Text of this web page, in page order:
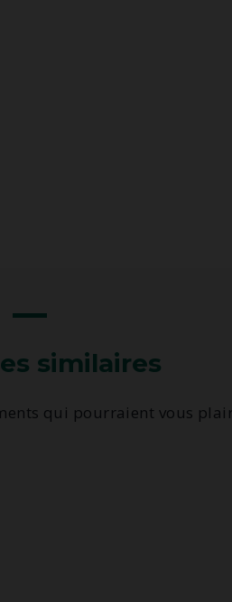
similaires
qui pourraient vous